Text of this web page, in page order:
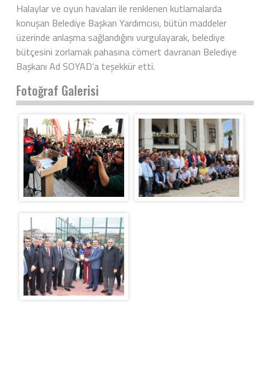
Halaylar ve oyun havaları ile renklenen kutlamalarda
konuşan Belediye Başkan Yardımcısı, bütün maddeler
üzerinde anlaşma sağlandığını vurgulayarak, belediye
bütçesini zorlamak pahasına cömert davranan Belediye
Başkanı Ad SOYAD’a teşekkür etti.
Fotoğraf Galerisi